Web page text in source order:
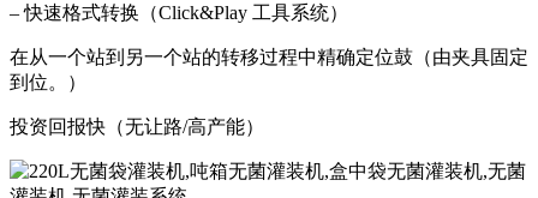
– 快速格式转换（Click&Play 工具系统）
在从一个站到另一个站的转移过程中精确定位鼓（由夹具固定
到位。）
投资回报快（无让路/高产能）